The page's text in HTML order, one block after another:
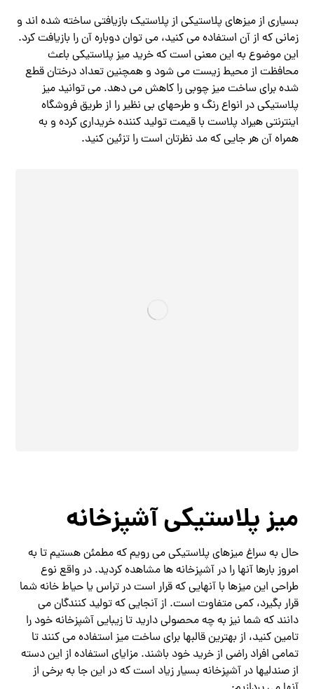
بسیاری از میزهای پلاستیکی از پلاستیک بازیافتی ساخته شده‌ اند و
زمانی که از آن استفاده می‌ کنید، می‌ توان دوباره آن را بازیافت کرد.
این موضوع به این معنی است که خرید میز پلاستیکی باعث
محافظت از محیط زیست می شود و همچنین تعداد درختان قطع
شده برای ساخت میز چوبی را کاهش می دهد. می توانید میز
پلاستیکی در انواع رنگ و طرحهای بی نظیر را از طریق فروشگاه
اینترنتی هیراد پلاست با قیمت تولید کننده خریداری کرده و به
همراه آن هر جایی که مد نظرتان است را تزئین کنید.
میز پلاستیکی آشپزخانه
حال به سراغ میزهای پلاستیکی می رویم که مطمئن هستیم تا به
امروز بارها آنها را در آشپزخانه ها مشاهده کردید. در واقع نوع
طراحی این میزها با آنهایی که قرار است در تراس یا حیاط خانه شما
قرار بگیرد، کمی متفاوت است. از آنجایی که تولید کنندگان می
دانند که شما نیز به چه محصولی دارید تا زیبایی آشپزخانه خود را
تامین کنید، از بهترین قالبها برای ساخت میز استفاده می کنند تا
تمامی افراد راضی از خرید خود باشند. مزایای استفاده از این دسته
از صندلیها در آشپزخانه بسیار زیاد است که در این جا به برخی از